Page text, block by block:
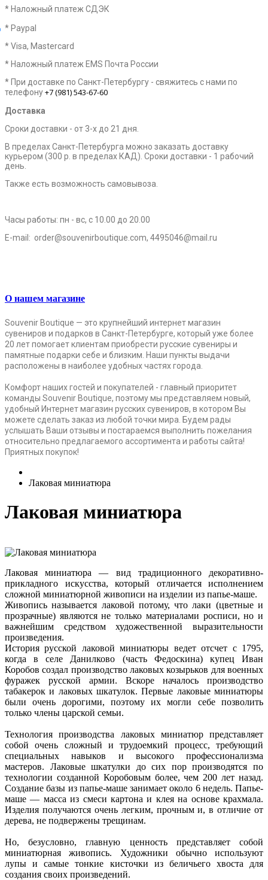
* Наложный платеж СДЭК
* Paypal
* Visa, Mastercard
* Наложный платеж EMS Почта России
* При доставке по Санкт-Петербургу - свяжитесь с нами по
телефону+7 (981) 543-67-60
Доставка
Сроки доставки - от 3-х до 21 дня.
В пределах Санкт-Петербурга можно заказать доставку
курьером (300 р. в пределах КАД). Сроки доставки - 1 рабочий
день.
Также есть возможность самовывоза.
Часы работы: пн - вс, с 10.00 до 20.00
E-mail: order@souvenirboutique.com, 4495046@mail.ru
О нашем магазине
Souvenir Boutique — это крупнейший интернет магазин
сувениров и подарков в Санкт-Петербурге, который уже более
20 лет помогает клиентам приобрести русские сувениры и
памятные подарки себе и близким. Наши пункты выдачи
расположены в наиболее удобных частях города.
Комфорт наших гостей и покупателей - главный приоритет
команды Souvenir Boutique, поэтому мы представляем новый,
удобный Интернет магазин русских сувениров, в котором Вы
можете сделать заказ из любой точки мира. Будем рады
услышать Ваши отзывы и постараемся выполнить пожелания
относительно предлагаемого ассортимента и работы сайта!
Приятных покупок!
Лаковая миниатюра
Лаковая миниатюра
Лаковая миниатюра — вид традиционного декоративно-
прикладного искусства, который отличается исполнением
сложной миниатюрной живописи на изделии из папье-маше.
Живопись называется лаковой потому, что лаки (цветные и
прозрачные) являются не только материалами росписи, но и
важнейшим средством художественной выразительности
произведения.
История русской лаковой миниатюры ведет отсчет с 1795,
когда в селе Данилково (часть Федоскина) купец Иван
Коробов создал производство лаковых козырьков для военных
фуражек русской армии. Вскоре началось производство
табакерок и лаковых шкатулок. Первые лаковые миниатюры
были очень дорогими, поэтому их могли себе позволить
только члены царской семьи.
Технология производства лаковых миниатюр представляет
собой очень сложный и трудоемкий процесс, требующий
специальных навыков и высокого профессионализма
мастеров. Лаковые шкатулки до сих пор производятся по
технологии созданной Коробовым более, чем 200 лет назад.
Создание базы из папье-маше занимает около 6 недель. Папье-
маше — масса из смеси картона и клея на основе крахмала.
Изделия получаются очень легким, прочным и, в отличие от
дерева, не подвержены трещинам.
Но, безусловно, главную ценность представляет собой
миниатюрная живопись. Художники обычно используют
лупы и самые тонкие кисточки из беличьего хвоста для
создания своих произведений.